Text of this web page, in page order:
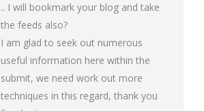
.. I will bookmark your blog and take
the feeds also?
I am glad to seek out numerous
useful information here within the
submit, we need work out more
techniques in this regard, thank you